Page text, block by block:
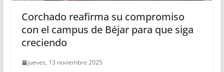
Corchado reafirma su compromiso
con el campus de Béjar para que siga
creciendo
jueves, 13 noviembre 2025